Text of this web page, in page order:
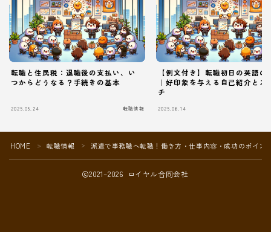
Follow Me
転職と住民税：退職後の支払い、い
つからどうなる？手続きの基本
2025.05.24 転職情報
【例文付き】転職初日の英語の
｜好印象を与える自己紹介とス
チ
2025.06.14
HOME ＞ 転職情報 ＞ 派遣で事務職へ転職！働き方・仕事内容・成功のポイン
2021–2026 ロイヤル合同会社